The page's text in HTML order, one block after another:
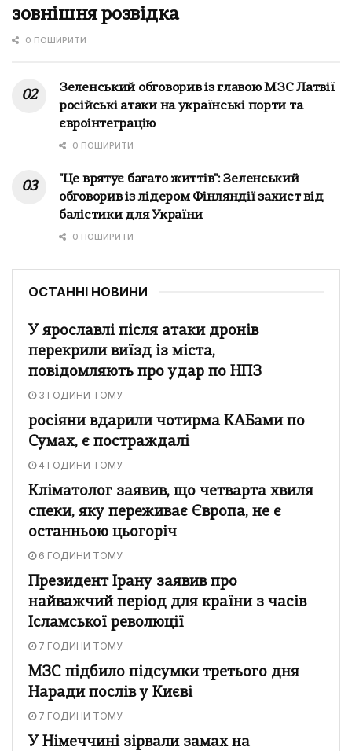
зовнішня розвідка
0 ПОШИРИТИ
Зеленський обговорив із главою МЗС Латвії
російські атаки на українські порти та
євроінтеграцію
0 ПОШИРИТИ
"Це врятує багато життів": Зеленський
обговорив із лідером Фінляндії захист від
балістики для України
0 ПОШИРИТИ
ОСТАННІ НОВИНИ
У ярославлі після атаки дронів
перекрили виїзд із міста,
повідомляють про удар по НПЗ
3 ГОДИНИ ТОМУ
росіяни вдарили чотирма КАБами по
Сумах, є постраждалі
4 ГОДИНИ ТОМУ
Кліматолог заявив, що четварта хвиля
спеки, яку переживає Європа, не є
останньою цьогоріч
6 ГОДИНИ ТОМУ
Президент Ірану заявив про
найважчий період для країни з часів
Ісламської революції
7 ГОДИНИ ТОМУ
МЗС підбило підсумки третього дня
Наради послів у Києві
7 ГОДИНИ ТОМУ
У Німеччині зірвали замах на